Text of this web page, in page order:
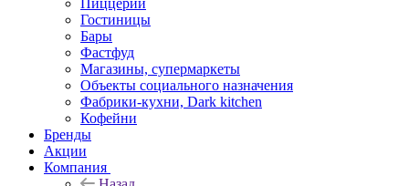
Пиццерии
Гостиницы
Бары
Фастфуд
Магазины, супермаркеты
Объекты социального назначения
Фабрики-кухни, Dark kitchen
Кофейни
Бренды
Акции
Компания